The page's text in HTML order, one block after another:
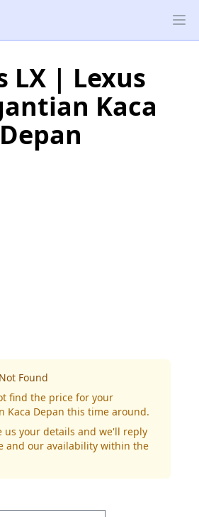
LX | Lexus
Kaca
Depan
Found
find the price for your
Kaca Depan this time around.
us your details and we'll reply
and our availability within the